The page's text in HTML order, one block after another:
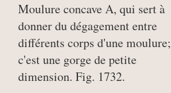
Moulure concave A, qui sert à
donner du dégagement entre
différents corps d'une moulure;
c'est une gorge de petite
dimension. Fig. 1732.